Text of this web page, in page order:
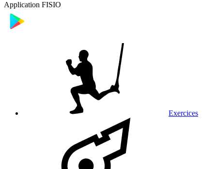
Application FISIO
Exercices